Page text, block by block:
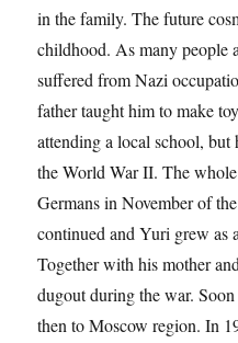
in the family. The future
childhood. As many people
suffered from Nazi
father taught him to make
attending a local school,
the World War II. The
Germans in November of
continued and Yuri grew as
Together with his mother
dugout during the war.
then to Moscow region. In